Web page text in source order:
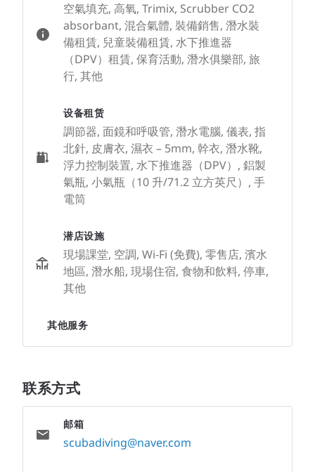
空氣填充, 高氧, Trimix, Scrubber CO2
absorbant, 混合氣體, 裝備銷售, 潛水裝
備租賃, 兒童裝備租賃, 水下推進器
（DPV）租賃, 保育活動, 潛水俱樂部, 旅
行, 其他
设备租赁
調節器, 面鏡和呼吸管, 潛水電腦, 儀表, 指
北針, 皮膚衣, 濕衣 – 5mm, 幹衣, 潛水靴,
浮力控制裝置, 水下推進器（DPV）, 鋁製
氣瓶, 小氣瓶（10 升/71.2 立方英尺）, 手
電筒
潜店设施
現場課堂, 空調, Wi-Fi (免費), 零售店, 濱水
地區, 潛水船, 現場住宿, 食物和飲料, 停車,
其他
其他服务
联系方式
邮箱
scubadiving@naver.com